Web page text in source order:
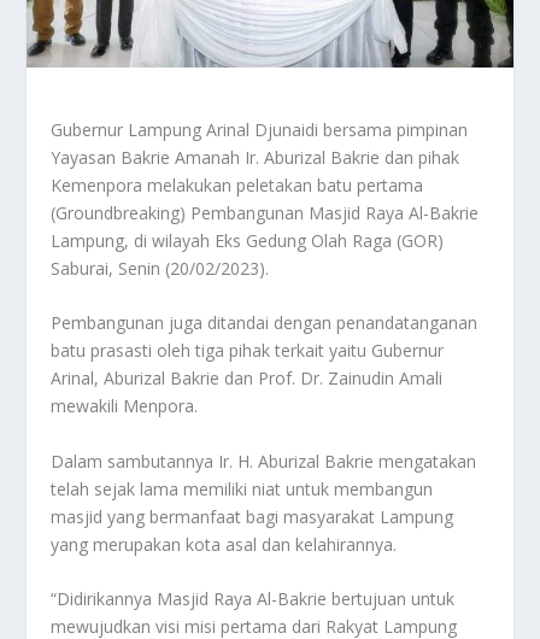
Gubernur Lampung Arinal Djunaidi bersama pimpinan
Yayasan Bakrie Amanah Ir. Aburizal Bakrie dan pihak
Kemenpora melakukan peletakan batu pertama
(Groundbreaking) Pembangunan Masjid Raya Al-Bakrie
Lampung, di wilayah Eks Gedung Olah Raga (GOR)
Saburai, Senin (20/02/2023).
Pembangunan juga ditandai dengan penandatanganan
batu prasasti oleh tiga pihak terkait yaitu Gubernur
Arinal, Aburizal Bakrie dan Prof. Dr. Zainudin Amali
mewakili Menpora.
Dalam sambutannya Ir. H. Aburizal Bakrie mengatakan
telah sejak lama memiliki niat untuk membangun
masjid yang bermanfaat bagi masyarakat Lampung
yang merupakan kota asal dan kelahirannya.
“Didirikannya Masjid Raya Al-Bakrie bertujuan untuk
mewujudkan visi misi pertama dari Rakyat Lampung